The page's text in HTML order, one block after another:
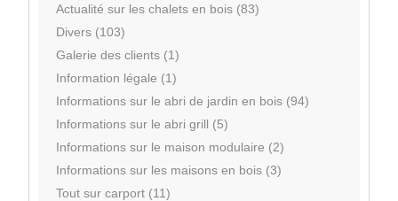
Actualité sur les chalets en bois (83)
Divers (103)
Galerie des clients (1)
Information légale (1)
Informations sur le abri de jardin en bois (94)
Informations sur le abri grill (5)
Informations sur le maison modulaire (2)
Informations sur les maisons en bois (3)
Tout sur carport (11)